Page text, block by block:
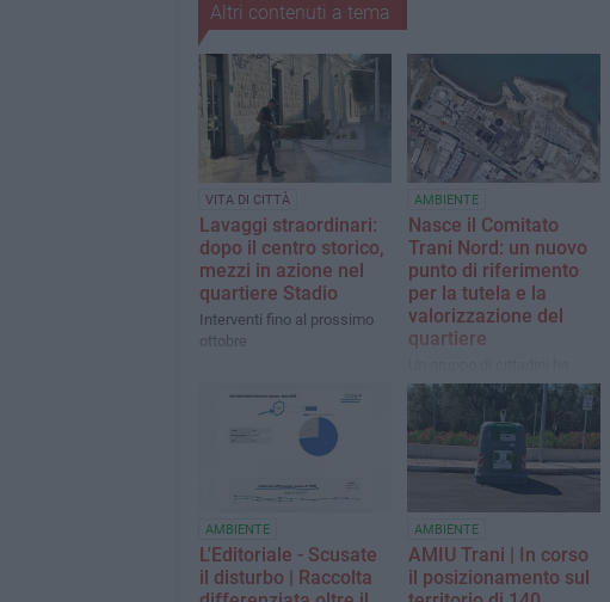
Altri contenuti a tema
VITA DI CITTÀ
Lavaggi straordinari:
dopo il centro storico,
mezzi in azione nel
quartiere Stadio
Interventi fino al prossimo
ottobre
AMBIENTE
Nasce il Comitato
Trani Nord: un nuovo
punto di riferimento
per la tutela e la
valorizzazione del
quartiere
scelto di unirsi con
l'obiettivo di promuovere la
tutela, la sicurezza e la
riqualificazione della zona
nord della città
AMBIENTE
L'Editoriale - Scusate
il disturbo | Raccolta
AMBIENTE
AMIU Trani | In corso
il posizionamento sul